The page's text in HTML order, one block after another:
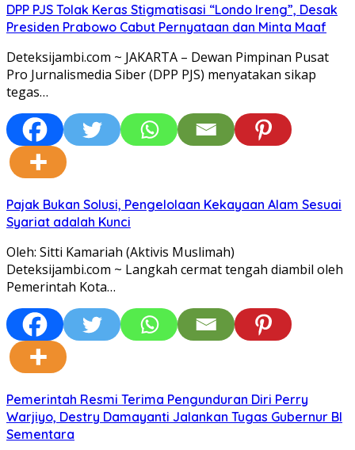
DPP PJS Tolak Keras Stigmatisasi “Londo Ireng”, Desak
Presiden Prabowo Cabut Pernyataan dan Minta Maaf
Deteksijambi.com ~ JAKARTA – Dewan Pimpinan Pusat
Pro Jurnalismedia Siber (DPP PJS) menyatakan sikap
tegas…
Pajak Bukan Solusi, Pengelolaan Kekayaan Alam Sesuai
Syariat adalah Kunci
Oleh: Sitti Kamariah (Aktivis Muslimah)
Deteksijambi.com ~ Langkah cermat tengah diambil oleh
Pemerintah Kota…
Pemerintah Resmi Terima Pengunduran Diri Perry
Warjiyo, Destry Damayanti Jalankan Tugas Gubernur BI
Sementara